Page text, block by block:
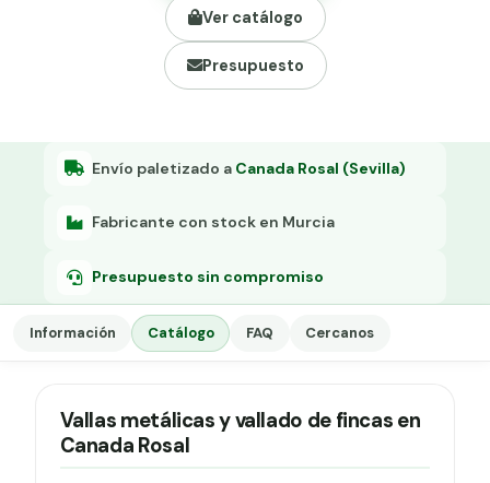
Abrazadera PVC malla H.
Grapa malla H.
Ver catálogo
Presupuesto
Envío paletizado a Canada Rosal (Sevilla)
Fabricante con stock en Murcia
Presupuesto sin compromiso
Información Catálogo FAQ Cercanos
Vallas metálicas y vallado de fincas en
Canada Rosal